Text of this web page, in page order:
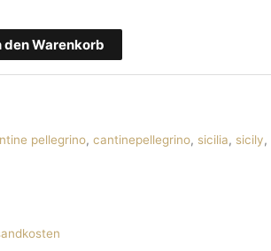
den Warenkorb
pellegrino, cantinepellegrino, sicilia, sicily,